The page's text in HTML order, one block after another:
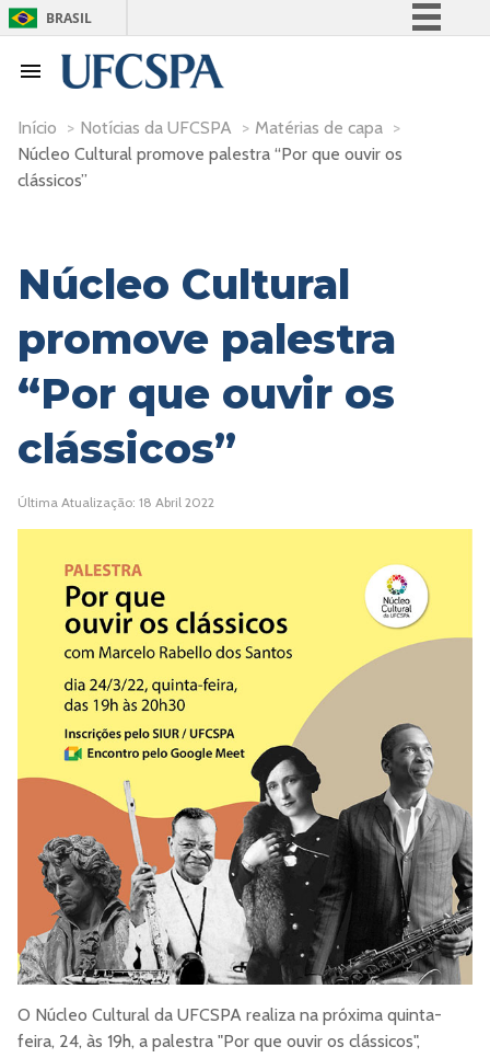
BRASIL
Participe
Acesso à informação
Início > Notícias da UFCSPA > Matérias de capa >
Núcleo Cultural promove palestra “Por que ouvir os
clássicos”
Núcleo Cultural
promove palestra
“Por que ouvir os
clássicos”
Última Atualização: 18 Abril 2022
O Núcleo Cultural da UFCSPA realiza na próxima quinta-
feira, 24, às 19h, a palestra "Por que ouvir os clássicos",